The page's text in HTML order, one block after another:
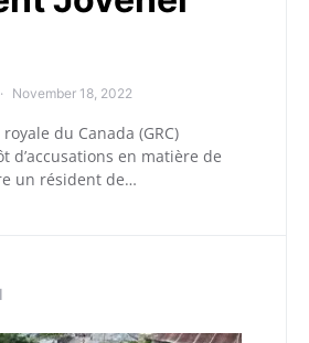
November 18, 2022
du Canada (GRC)
d’accusations en matière de
un résident de…